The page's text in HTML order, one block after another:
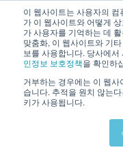
이 웹사이트는 사용자의
가 이 웹사이트와 어떻게
가 사용자를 기억하는 데
맞춤화, 이 웹사이트와 기
보를 사용합니다. 당사에
인정보 보호정책을 확인하
거부하는 경우에는 이 웹
습니다. 추적을 원치 않는
키가 사용됩니다.